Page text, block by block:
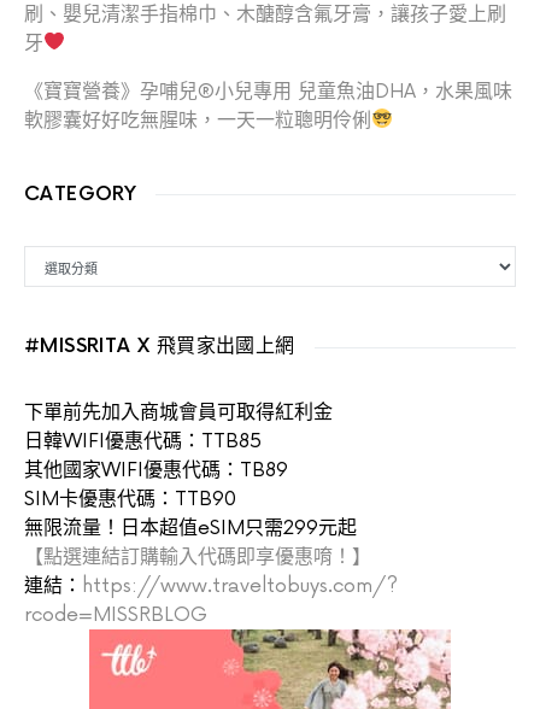
刷、嬰兒清潔手指棉巾、木醣醇含氟牙膏，讓孩子愛上刷
牙
《寶寶營養》孕哺兒®小兒專用 兒童魚油DHA，水果風味
軟膠囊好好吃無腥味，一天一粒聰明伶俐
CATEGORY
#MISSRITA X 飛買家出國上網
下單前先加入商城會員可取得紅利金
日韓WIFI優惠代碼：TTB85
其他國家WIFI優惠代碼：TB89
SIM卡優惠代碼：TTB90
無限流量！日本超值eSIM只需299元起
【點選連結訂購輸入代碼即享優惠唷！】
連結： https://www.traveltobuys.com/?
rcode=MISSRBLOG